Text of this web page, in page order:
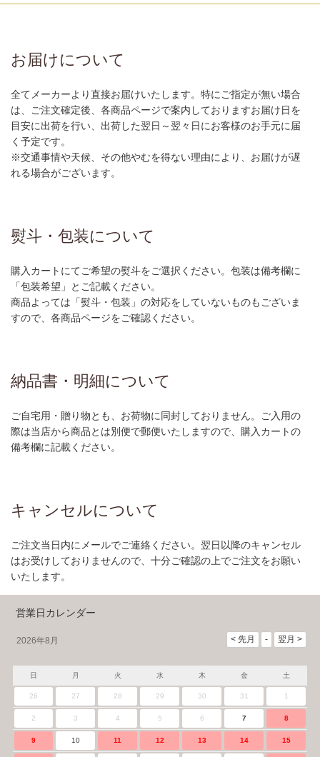
お届けについて
全てメーカーより直接お届けいたします。特にご指定が無い場合
は、ご注文確定後、各商品ページで案内しておりますお届け日を
目安に出荷を行い、出荷した翌日～翌々日にお客様のお手元に届
く予定です。
※交通事情や天候、その他やむを得ない理由により、お届けが遅
れる場合がございます。
熨斗・包装について
購入カートにてご希望の熨斗をご選択ください。包装は備考欄に
「包装希望」とご記載ください。
商品よっては「熨斗・包装」の対応をしていないものもございま
すので、各商品ページをご確認ください。
納品書・明細について
ご自宅用・贈り物とも、お荷物に同封しておりません。ご入用の
際は当店から商品とは別便で郵便いたしますので、購入カートの
備考欄に記載ください。
キャンセルについて
ご注文当日内にメールでご連絡ください。翌日以降のキャンセル
はお受けしておりませんので、十分ご確認の上でご注文をお願い
いたします。
営業日カレンダー
2026年8月
日 月 火 水 木 金 土
26 27 28 29 30 31 1
2 3 4 5 6 7 8
9 10 11 12 13 14 15